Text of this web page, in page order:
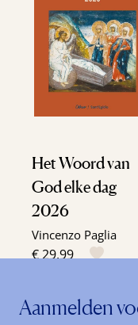
Het Woord van
God elke dag
2026
Vincenzo Paglia
€ 29,99
Aanmelden